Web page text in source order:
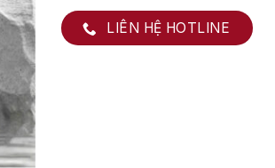
LIÊN HỆ HOTLINE